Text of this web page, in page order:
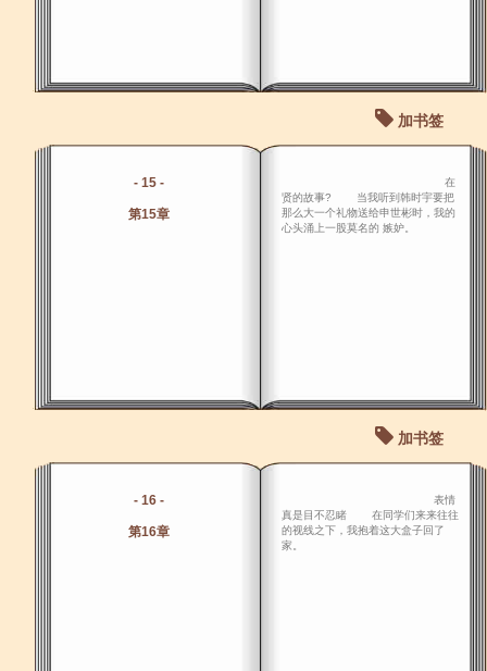
加书签
- 15 -
第15章
在
贤的故事? 当我听到韩时宇要把
那么大一个礼物送给申世彬时，我的
心头涌上一股莫名的 嫉妒。
加书签
- 16 -
第16章
表情
真是目不忍睹 在同学们来来往往
的视线之下，我抱着这大盒子回了
家。